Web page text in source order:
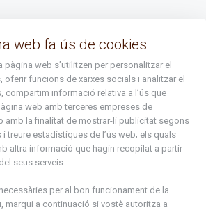
8 a 16h (els divendres a partir de l'1 de juny
de la setmana de Meritxell : de 8 a 14h)
del Comú d'Ordino en el teu correu
web fa ús de cookies
pàgina web s’utilitzen per personalitzar el
oferir funcions de xarxes socials i analitzar el
compartim informació relativa a l’ús que
web amb terceres empreses de
amb la finalitat de mostrar-li publicitat segons
i treure estadístiques de l’ús web; els quals
altra informació que hagin recopilat a partir
seus serveis.
per al bon funcionament de la
marqui a continuació si vostè autoritza a